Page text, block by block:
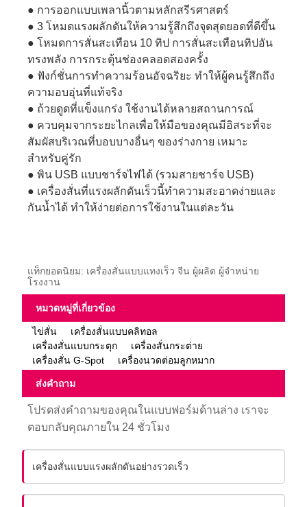
● การออกแบบเพลานิ้วตามหลักสรีรศาสตร์
● 3 โหมดแรงผลักดันให้ความรู้สึกถึงจุดสุดยอดที่ดีขึ้น
● โหมดการสั่นสะเทือน 10 ทิป การสั่นสะเทือนทิปอัน
ทรงพลัง การกระตุ้นช่องคลอดสองครั้ง
● ฟังก์ชั่นการทำความร้อนอัจฉริยะ ทำให้ผู้คนรู้สึกถึง
ความอบอุ่นที่แท้จริง
● ถ้วยดูดที่แข็งแกร่ง ใช้งานได้หลายสถานการณ์
● ควบคุมจากระยะไกลเพื่อให้มือของคุณมีอิสระที่จะ
สัมผัสบริเวณที่บอบบางอื่นๆ ของร่างกาย เหมาะ
สำหรับคู่รัก
● พิน USB แบบชาร์จไฟได้ (รวมสายชาร์จ USB)
● เครื่องสั่นที่แรงผลักดันเร็วนี้ทำความสะอาดง่ายและ
กันน้ำได้ ทำให้ง่ายต่อการใช้งานในแต่ละวัน
แท็กยอดนิยม: เครื่องสั่นแบบแทงเร็ว จีน ผู้ผลิต ผู้จำหน่าย
โรงงาน
หมวดหมู่ที่เกี่ยวข้อง
ไข่สั่น
เครื่องสั่นแบบคลิทอล
เครื่องสั่นแบบกระตุก
เครื่องสั่นกระต่าย
เครื่องสั่น G-Spot
เครื่องนวดต่อมลูกหมาก
ส่งคำถาม
โปรดส่งคำถามของคุณในแบบฟอร์มด้านล่าง เราจะ
ตอบกลับคุณภายใน 24 ชั่วโมง